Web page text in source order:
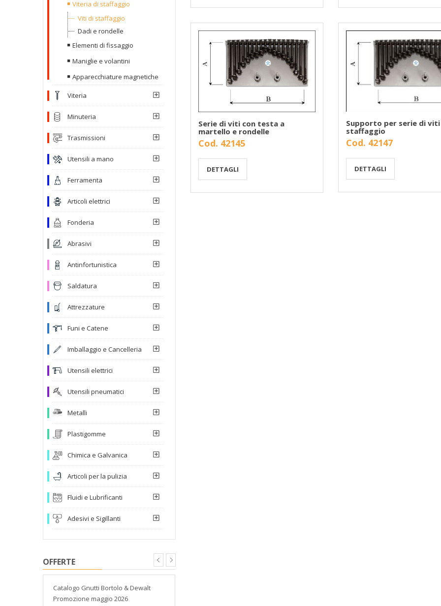
Serie di viti con testa a
martello e rondelle
Cod. 42145
DETTAGLI
Supporto per serie di
staffaggio
Cod. 42147
DETTAGLI
Viteria di staffaggio
Viti di staffaggio
Dadi e rondelle
Elementi di fissaggio
Maniglie e volantini
Apparecchiature magnetiche
Viteria
Minuteria
Trasmissioni
Utensili a mano
Ferramenta
Articoli elettrici
Fonderia
Abrasivi
Antinfortunistica
Saldatura
Attrezzature
Funi e Catene
Imballaggio e Cancelleria
Utensili elettrici
Utensili pneumatici
Metalli
Plastigomme
Chimica e Galvanica
Articoli per la pulizia
Fluidi e Lubrificanti
Adesivi e Sigillanti
OFFERTE
Catalogo Gnutti Bortolo & Dewalt
Promozione maggio 2026